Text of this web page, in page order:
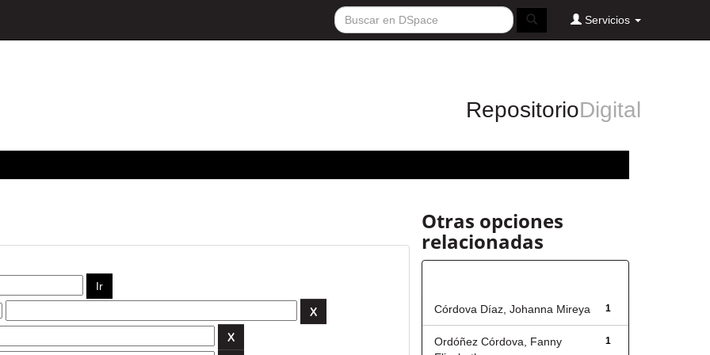
Servicios
RepositorioDigital
Otras opciones
relacionadas
1
Córdova Díaz, Johanna Mireya
1
Ordóñez Córdova, Fanny